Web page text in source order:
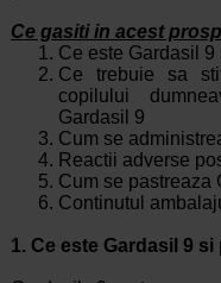
Ce gasiti in acest
Ce este Gardasil
Ce trebuie sa
copilului
Gardasil 9
Cum se
Reactii adverse
Cum se pastreaza
Continutul
1. Ce este Gardasil 9